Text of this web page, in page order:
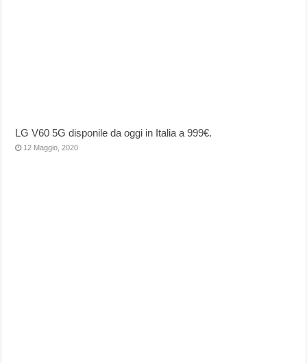
LG V60 5G disponile da oggi in Italia a 999€.
12 Maggio, 2020